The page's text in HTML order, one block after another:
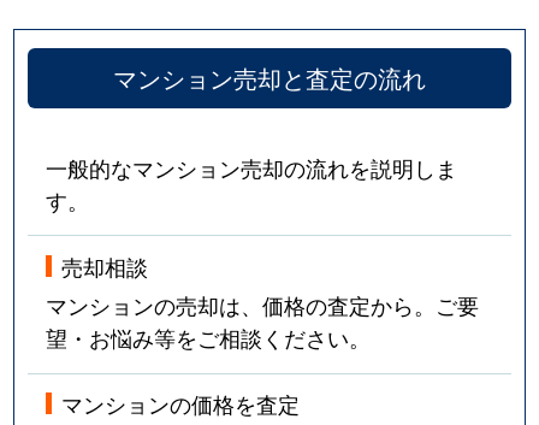
マンション売却と査定の流れ
一般的なマンション売却の流れを説明しま
す。
売却相談
マンションの売却は、価格の査定から。ご要
望・お悩み等をご相談ください。
マンションの価格を査定